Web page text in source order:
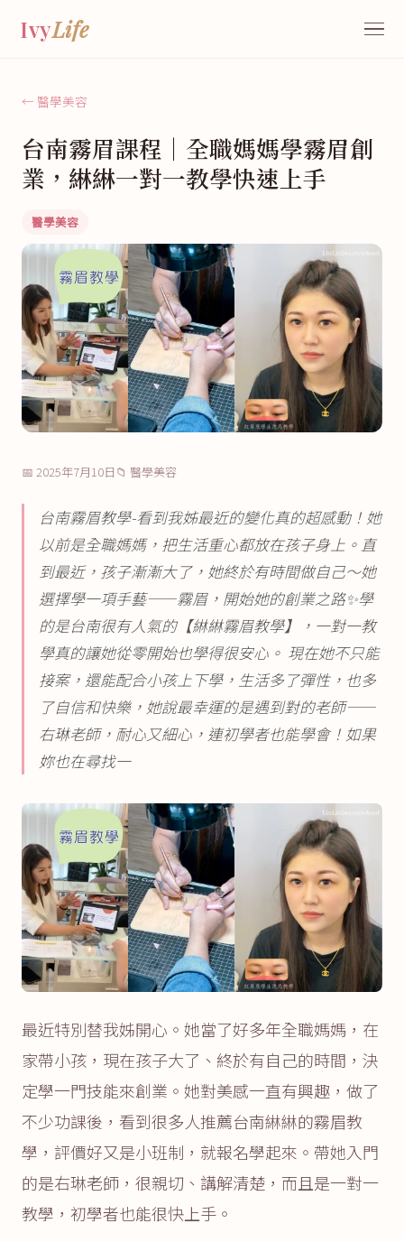
IvyLife
← 醫學美容
台南霧眉課程｜全職媽媽學霧眉創
業，綝綝一對一教學快速上手
醫學美容
📅 2025年7月10日 📁 醫學美容
台南霧眉教學-看到我姊最近的變化真的超感動！她
以前是全職媽媽，把生活重心都放在孩子身上。直
到最近，孩子漸漸大了，她終於有時間做自己～她
選擇學一項手藝——霧眉，開始她的創業之路✨學
的是台南很有人氣的【綝綝霧眉教學】，一對一教
學真的讓她從零開始也學得很安心。 現在她不只能
接案，還能配合小孩上下學，生活多了彈性，也多
了自信和快樂，她說最幸運的是遇到對的老師——
右琳老師，耐心又細心，連初學者也能學會！如果
妳也在尋找一
最近特別替我姊開心。她當了好多年全職媽媽，在
家帶小孩，現在孩子大了、終於有自己的時間，決
定學一門技能來創業。她對美感一直有興趣，做了
不少功課後，看到很多人推薦台南綝綝的霧眉教
學，評價好又是小班制，就報名學起來。帶她入門
的是右琳老師，很親切、講解清楚，而且是一對一
教學，初學者也能很快上手。